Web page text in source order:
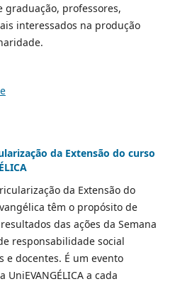
graduação, professores,
interessados na produção
da Extensão do curso
da Extensão do
têm o propósito de
das ações da Semana
responsabilidade social
e docentes. É um evento
a cada